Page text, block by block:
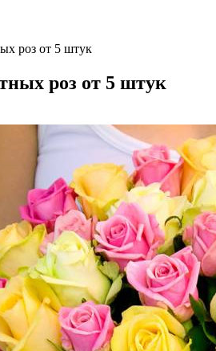
роз от 5 штук
роз от 5 штук